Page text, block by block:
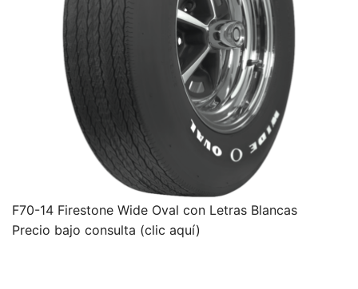
F70-14 Firestone Wide Oval con Letras Blancas
Precio bajo consulta (clic aquí)